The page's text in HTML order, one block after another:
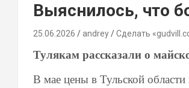
Выяснилось, что
25.06.2026 andrey Сделать
Тулякам рассказали о
В мае цены в Тульской